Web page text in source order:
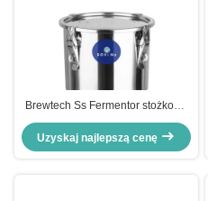
Brewtech Ss Fermentor stożkowy
ze stali nierdzewnej 50L
Brewmaster do piwa
Uzyskaj najlepszą cenę